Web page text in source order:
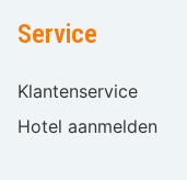
Service
Klantenservice
Hotel aanmelden